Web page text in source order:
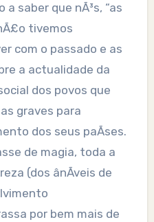
saber que nÃ³s, “as
tivemos
com o passado e as
a actualidade da
dos povos que
graves para
dos seus paÃ­ses.
de magia, toda a
(dos ânÃ­veis de
por bem mais de